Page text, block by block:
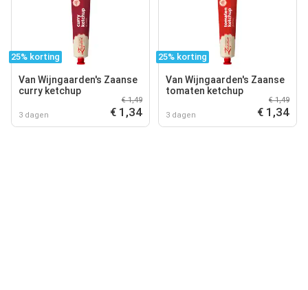
25% korting
Van Wijngaarden's Zaanse
curry ketchup
3 dagen
€ 1,49
€ 1,34
25% korting
Van Wijngaarden's Zaanse
tomaten ketchup
3 dagen
€ 1,49
€ 1,34